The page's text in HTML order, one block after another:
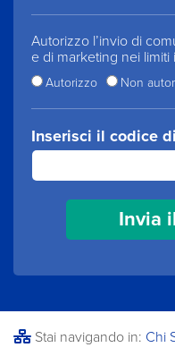
Autorizzo l’invio di
e di marketing nei limiti
Autorizzo Non
Inserisci il codice
Stai navigando in: Chi